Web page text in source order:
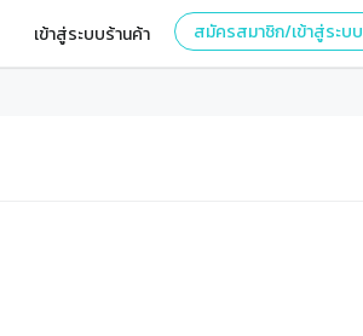
เข้าสู่ระบบร้านค้า สมัครสมาชิก/เข้าสู่ระบบ